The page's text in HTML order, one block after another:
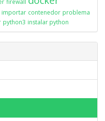
firewall
importar contenedor problema
python3 instalar python